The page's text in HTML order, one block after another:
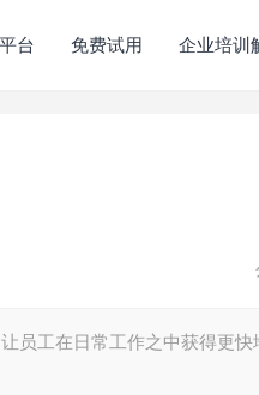
台 免费试用 企业培训
员工在日常工作之中获得更